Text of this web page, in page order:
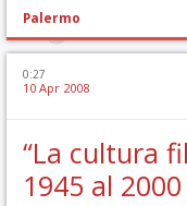
Palermo
0:27
10 Apr 2008
“La cultura
1945 al